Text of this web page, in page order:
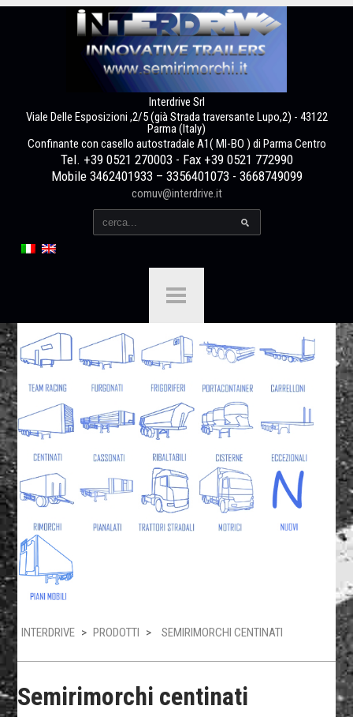
Interdrive Srl
Viale Delle Esposizioni ,2/5 (già Strada traversante Lupo,2) - 43122
Parma (Italy)
Confinante con casello autostradale A1( MI-BO ) di Parma Centro
Tel. +39 0521 270003 - Fax +39 0521 772990
Mobile 3462401933 – 3356401073 - 3668749099
comuv@interdrive.it
INTERDRIVE > PRODOTTI > SEMIRIMORCHI CENTINATI
Semirimorchi centinati